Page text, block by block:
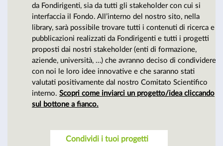
cultura
manageriale
da Fondirigenti, sia da tutti gli stakeholder con cui si
interfaccia il Fondo. All’interno del nostro sito, nella
library, sarà possibile trovare tutti i contenuti di ricerca e
pubblicazioni realizzati da Fondirigenti e tutti i progetti
proposti dai nostri stakeholder (enti di formazione,
aziende, università, …) che avranno deciso di condividere
con noi le loro idee innovative e che saranno stati
valutati positivamente dal nostro Comitato Scientifico
interno. Scopri come inviarci un progetto/idea cliccando
sul bottone a fianco.
Condividi i tuoi progetti